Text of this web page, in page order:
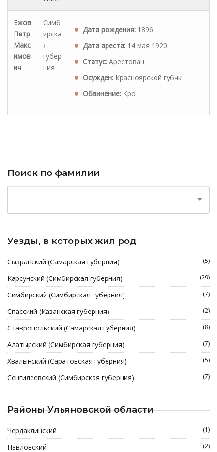
Ежов
Петр
Макс
имов
ич
Симб
ирска
я
губер
ния
Дата рождения: 1896
Дата ареста: 14 мая 1920
Статус: Арестован
Осужден: Красноярской губчк
Обвинение: Кро
Поиск по фамилии
Уезды, в которых жил род
Сызранский (Самарская губерния) (5)
Карсунский (Симбирская губерния) (29)
Симбирский (Симбирская губерния) (7)
Спасский (Казанская губерния) (2)
Ставропольский (Самарская губерния) (8)
Алатырский (Симбирская губерния) (7)
Хвалынский (Саратовская губерния) (5)
Сенгилеевский (Симбирская губерния) (7)
Районы Ульяновской области
Чердаклинский (1)
Павловский (2)